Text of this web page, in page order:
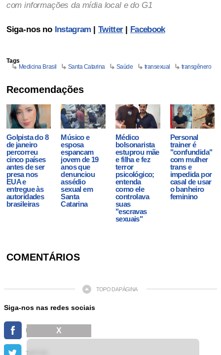
com informações da mídia local e do G1
Siga-nos no Instagram |Twitter| Facebook
Tags
Medicina Brasil
Santa Catarina Saúde transexual transgênero
Recomendações
Golpista do 8
de janeiro
percorreu
cinco países
antes de ser
presa nos
EUA e
entregue às
autoridades
brasileiras
Músico e
esposa
espancam
jovem de 19
anos que
denunciou
assédio
sexual em
Santa
Catarina
Médico
bolsonarista
estuprou mãe
e filha e fez
terror
psicológico;
entenda
como ele
controlava
suas
"escravas
sexuais"
Personal
trainer é
"confundida"
com mulher
trans e
impedida por
casal de usar
o banheiro
feminino
COMENTÁRIOS
TOPO DA PÁGINA
Siga-nos nas redes sociais
FACEBOOK
TWITTER
X